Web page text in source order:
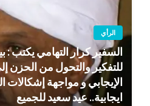
الرأي
السفير كرار التهامي يكتب :
للتفكير والتحول من الحزن
الإيجابي و مواجهة إشكالات
ايجابية.. عيد سعيد للجميع